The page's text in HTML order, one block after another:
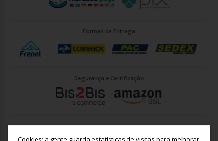
Cookies: a gente guarda estatísticas de visitas para melhorar
Formas de Entrega
Segurança e Certificação
João José Rodrigues 21, Jundiaí - SP - CEP: 13201-001